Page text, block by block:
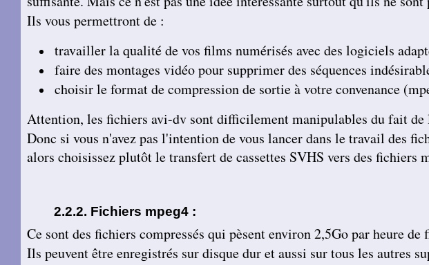
beau
tres
Jean V
Toutes mes
accueil, suivi,
bientôt parce
mais il faut
fêtes.
Carole T
J'ai reçu hier
Michelle A
Super
de voir ces
Ils vous permettront de :
travailler la qualité de vos films numérisés avec des logiciels
faire des montages vidéo pour supprimer des séquences
choisir le format de compression de sortie à votre convenance
Attention, les fichiers avi-dv sont difficilement manipulables du fait de
Donc si vous n'avez pas l'intention de vous lancer dans le travail des
alors choisissez plutôt le transfert de cassettes SVHS vers des fichiers
Fichiers mpeg4 :
Ce sont des fichiers compressés qui pèsent environ 2,5Go par heure de
Ils peuvent être enregistrés sur disque dur et aussi sur tous les autres